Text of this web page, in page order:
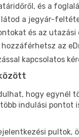
és a
a jegyár-
és az
az
kapcsolatos
hogy egynél
több indulási pontot
pultok,